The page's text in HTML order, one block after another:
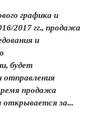
графика и
2017 гг., продажа
и
будет
отправления
продажа
открывается за...